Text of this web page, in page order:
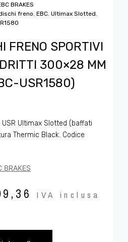
BRAKES
freno EBC Ultimax Slotted
FRENO SPORTIVI
300×28 MM
USR1580)
Ultimax Slotted (baffati
Thermic Black. Codice
BRAKES
IVA inclusa